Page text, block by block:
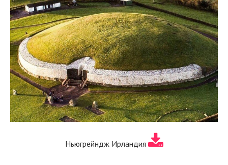
Ньюгрейндж Ирландия